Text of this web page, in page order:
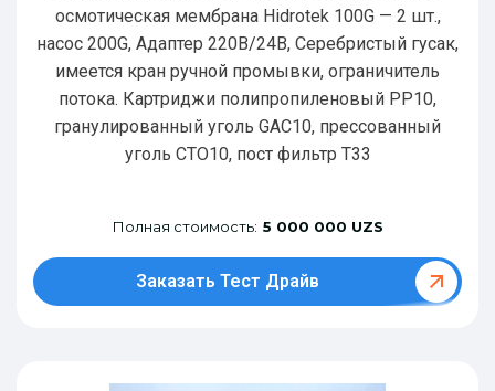
осмотическая мембрана Hidrotek 100G — 2 шт.,
насос 200G, Адаптер 220В/24В, Серебристый гусак,
имеется кран ручной промывки, ограничитель
потока. Картриджи полипропиленовый РР10,
гранулированный уголь GAC10, прессованный
уголь CTO10, пост фильтр T33
Полная стоимость: 5 000 000 UZS
Заказать Тест Драйв